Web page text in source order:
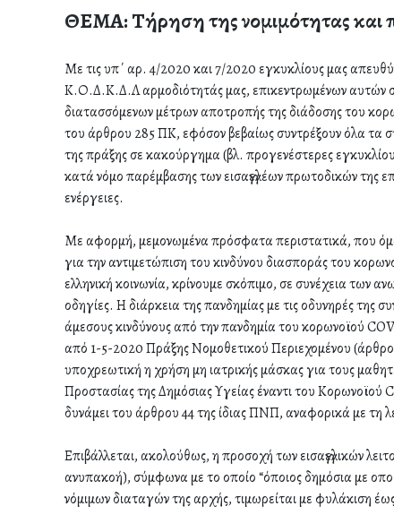
ΘΕΜΑ: Τήρηση της νομιμότητας και
Με τις υπ΄ αρ. 4/2020 και 7/2020 εγκυκλίους μας
Κ.Ο.Δ.Κ.Δ.Λ αρμοδιότητάς μας, επικεντρωμένων αυτών
διατασσόμενων μέτρων αποτροπής της διάδοσης του
του άρθρου 285 ΠΚ, εφόσον βεβαίως συντρέξουν όλα τα
της πράξης σε κακούργημα (βλ. προγενέστερες
κατά νόμο παρέμβασης των εισαγγελέων πρωτοδικών της
ενέργειες.
Με αφορμή, μεμονωμένα πρόσφατα περιστατικά, που
για την αντιμετώπιση του κινδύνου διασποράς του
ελληνική κοινωνία, κρίνουμε σκόπιμο, σε συνέχεια των
οδηγίες. Η διάρκεια της πανδημίας με τις οδυνηρές της
άμεσους κινδύνους από την πανδημία του κορωνοϊού
από 1-5-2020 Πράξης Νομοθετικού Περιεχομένου
υποχρεωτική η χρήση μη ιατρικής μάσκας για τους
Προστασίας της Δημόσιας Υγείας έναντι του
δυνάμει του άρθρου 44 της ίδιας ΠΝΠ, αναφορικά με τη
Επιβάλλεται, ακολούθως, η προσοχή των εισαγγελικών
ανυπακοή), σύμφωνα με το οποίο “όποιος δημόσια με
νόμιμων διαταγών της αρχής, τιμωρείται με φυλάκιση